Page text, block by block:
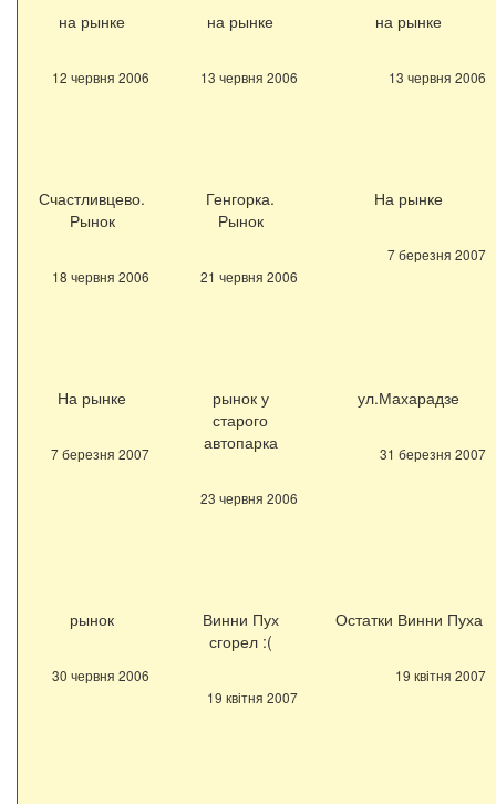
на рынке
12 червня 2006
на рынке
13 червня 2006
на рынке
13 червня 2006
Счастливцево.
Рынок
18 червня 2006
Генгорка.
Рынок
21 червня 2006
На рынке
7 березня 2007
На рынке
7 березня 2007
рынок у
старого
автопарка
23 червня 2006
ул.Махарадзе
31 березня 2007
рынок
30 червня 2006
Винни Пух
сгорел :(
19 квітня 2007
Остатки Винни Пуха
19 квітня 2007